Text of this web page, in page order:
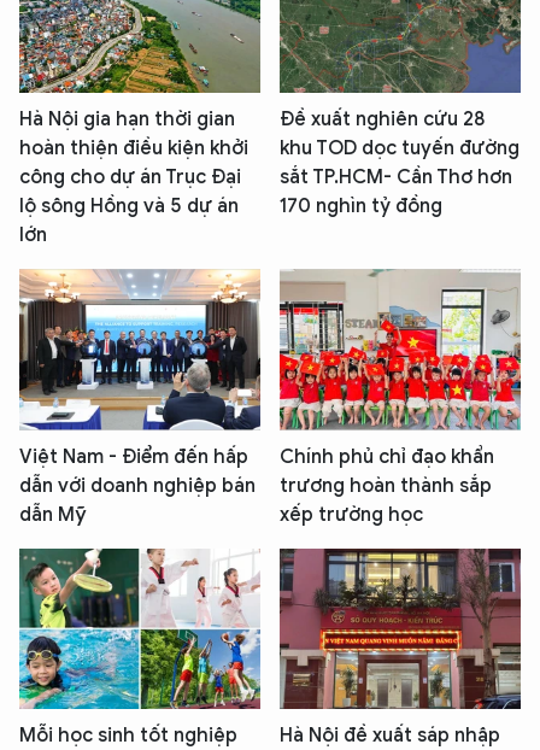
Hà Nội gia hạn thời gian
hoàn thiện điều kiện khởi
công cho dự án Trục Đại
lộ sông Hồng và 5 dự án
lớn
Đề xuất nghiên cứu 28
khu TOD dọc tuyến đường
sắt TP.HCM- Cần Thơ hơn
170 nghìn tỷ đồng
Việt Nam - Điểm đến hấp
dẫn với doanh nghiệp bán
dẫn Mỹ
Chính phủ chỉ đạo khẩn
trương hoàn thành sắp
xếp trường học
Mỗi học sinh tốt nghiệp
Hà Nội đề xuất sáp nhập